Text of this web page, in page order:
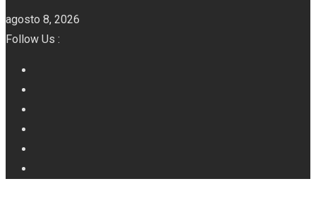
agosto 8, 2026
Follow Us :